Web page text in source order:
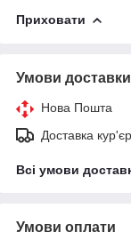
Приховати
Умови доставки
Нова Пошта
Доставка
Всі умови
Умови оплати